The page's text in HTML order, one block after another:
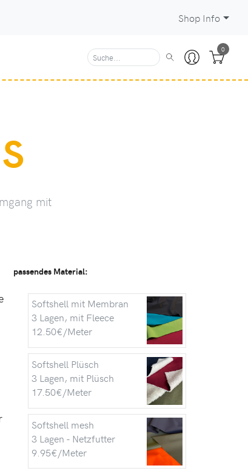
Shop Info
0
mit
passendes Material:
Softshell mit Membran
3 Lagen, mit Fleece
12.50€/Meter
Softshell Plüsch
3 Lagen, mit Plüsch
17.50€/Meter
Softshell mesh
3 Lagen - Netzfutter
9.95€/Meter